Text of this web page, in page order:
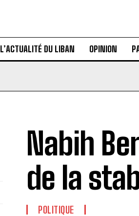
L’ACTUALITÉ DU LIBAN OPINION
Nabih
de la
POLITIQUE